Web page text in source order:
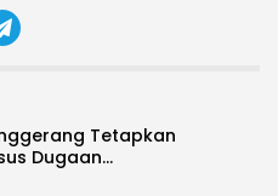
Tetapkan
Dugaan…